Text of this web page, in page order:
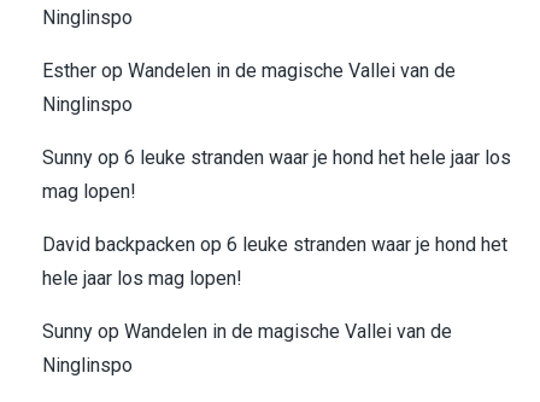
Ninglinspo
Esther op Wandelen in de magische Vallei van de
Ninglinspo
Sunny op 6 leuke stranden waar je hond het hele jaar los
mag lopen!
David backpacken op 6 leuke stranden waar je hond het
hele jaar los mag lopen!
Sunny op Wandelen in de magische Vallei van de
Ninglinspo